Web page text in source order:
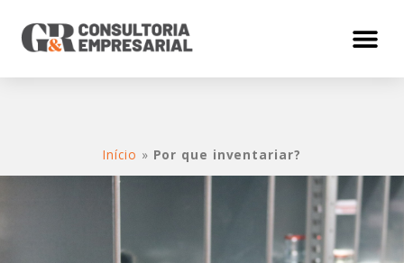
Início » Por que inventariar?